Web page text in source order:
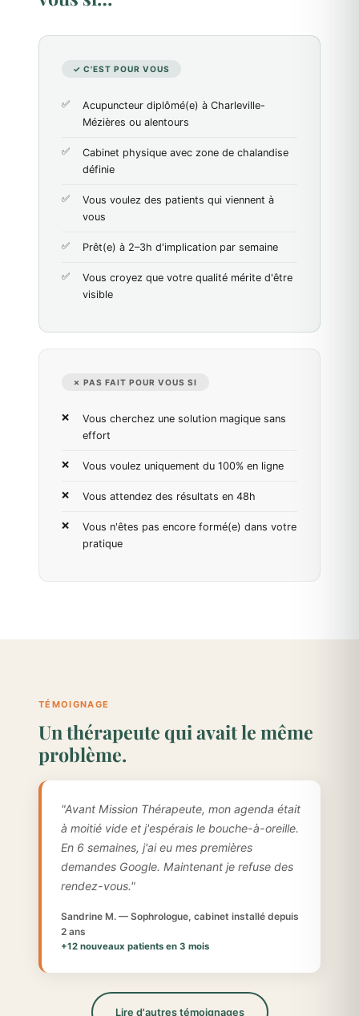
✓ C'EST POUR VOUS
Acupuncteur diplômé(e) à Charleville-
Mézières ou alentours
Cabinet physique avec zone de chalandise
définie
Vous voulez des patients qui viennent à
vous
Prêt(e) à 2–3h d'implication par semaine
Vous croyez que votre qualité mérite d'être
visible
✗ PAS FAIT POUR VOUS SI
Vous cherchez une solution magique sans
effort
Vous voulez uniquement du 100% en ligne
Vous attendez des résultats en 48h
Vous n'êtes pas encore formé(e) dans votre
pratique
TÉMOIGNAGE
Un thérapeute qui avait le même
problème.
"Avant Mission Thérapeute, mon agenda était
à moitié vide et j'espérais le bouche-à-oreille.
En 6 semaines, j'ai eu mes premières
demandes Google. Maintenant je refuse des
rendez-vous."
Sandrine M. — Sophrologue, cabinet installé depuis
2 ans
+12 nouveaux patients en 3 mois
Lire d'autres témoignages